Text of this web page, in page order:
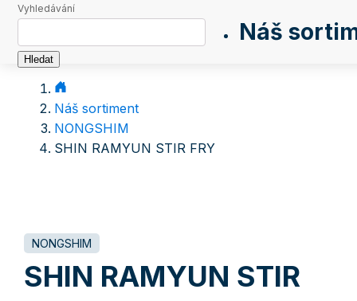
Náš
Vyhledávání
Náš sortiment
NONGSHIM
SHIN RAMYUN STIR FRY
NONGSHIM
SHIN RAMYUN STIR